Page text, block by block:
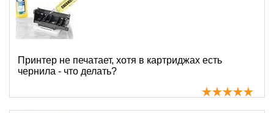
Принтер не печатает, хотя в картриджах есть
чернила - что делать?